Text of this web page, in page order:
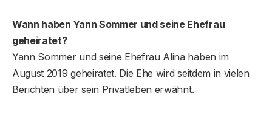
Wann haben Yann Sommer und seine Ehefrau
geheiratet?
Yann Sommer und seine Ehefrau Alina haben im
August 2019 geheiratet. Die Ehe wird seitdem in vielen
Berichten über sein Privatleben erwähnt.